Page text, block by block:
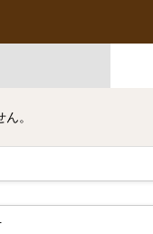
。